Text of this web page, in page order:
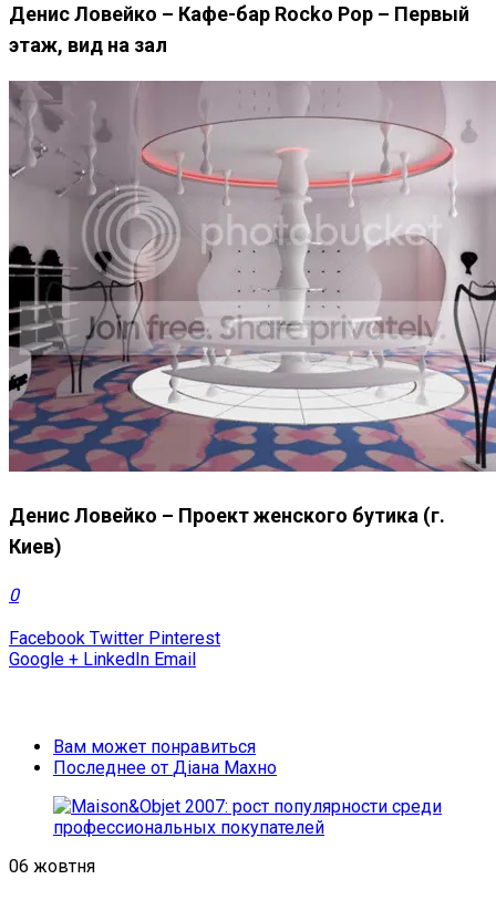
Денис Ловейко – Кафе-бар Rocko Pop – Первый
этаж, вид на зал
Денис Ловейко – Проект женского бутика (г.
Киев)
0
Facebook Twitter Pinterest
Google + LinkedIn Email
Вам может понравиться
Последнее от Діана Махно
06 жовтня